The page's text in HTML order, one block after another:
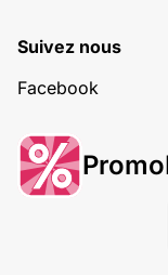
Suivez nous
Facebook